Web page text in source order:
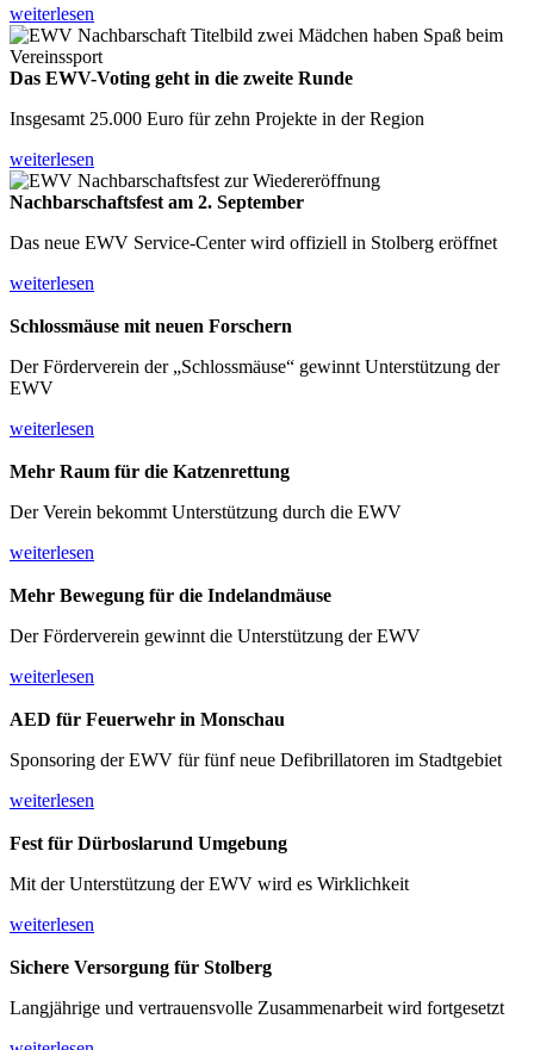
weiterlesen
Das EWV-Voting geht in die zweite Runde
Insgesamt 25.000 Euro für zehn Projekte in der Region
weiterlesen
Nachbarschaftsfest am 2. September
Das neue EWV Service-Center wird offiziell in Stolberg eröffnet
weiterlesen
Schlossmäuse mit neuen Forschern
Der Förderverein der „Schlossmäuse“ gewinnt Unterstützung der
EWV
weiterlesen
Mehr Raum für die Katzenrettung
Der Verein bekommt Unterstützung durch die EWV
weiterlesen
Mehr Bewegung für die Indelandmäuse
Der Förderverein gewinnt die Unterstützung der EWV
weiterlesen
AED für Feuerwehr in Monschau
Sponsoring der EWV für fünf neue Defibrillatoren im Stadtgebiet
weiterlesen
Fest für Dürboslarund Umgebung
Mit der Unterstützung der EWV wird es Wirklichkeit
weiterlesen
Sichere Versorgung für Stolberg
Langjährige und vertrauensvolle Zusammenarbeit wird fortgesetzt